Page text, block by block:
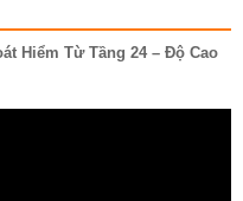
Hiểm Từ Tầng 24 – Độ Cao